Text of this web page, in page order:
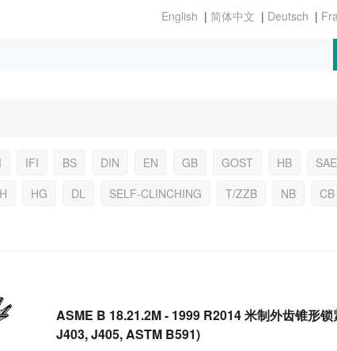
| | |
IFI BS DIN EN GB GOST HB
SAE
HG DL SELF-CLINCHING T/ZZB NB
CB
ASME B 18.21.2M - 1999 R2014 米制外齿锥形
J403, J405, ASTM B591)